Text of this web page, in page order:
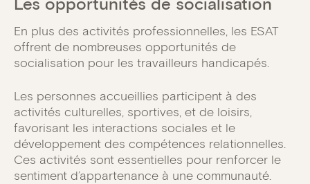
En plus des activités professionnelles, les ESAT
offrent de nombreuses opportunités de
socialisation pour les travailleurs handicapés.
Les personnes accueillies participent à des
activités culturelles, sportives, et de loisirs,
favorisant les interactions sociales et le
développement des compétences relationnelles.
Ces activités sont essentielles pour renforcer le
sentiment d’appartenance à une communauté.